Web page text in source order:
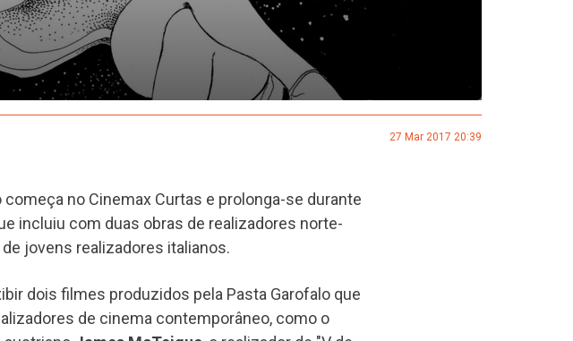
27 Mar 2017 20:39
começa no Cinemax Curtas e prolonga-se durante
incluiu com duas obras de realizadores norte-
jovens realizadores italianos.
dois filmes produzidos pela Pasta Garofalo que
de cinema contemporâneo, como o